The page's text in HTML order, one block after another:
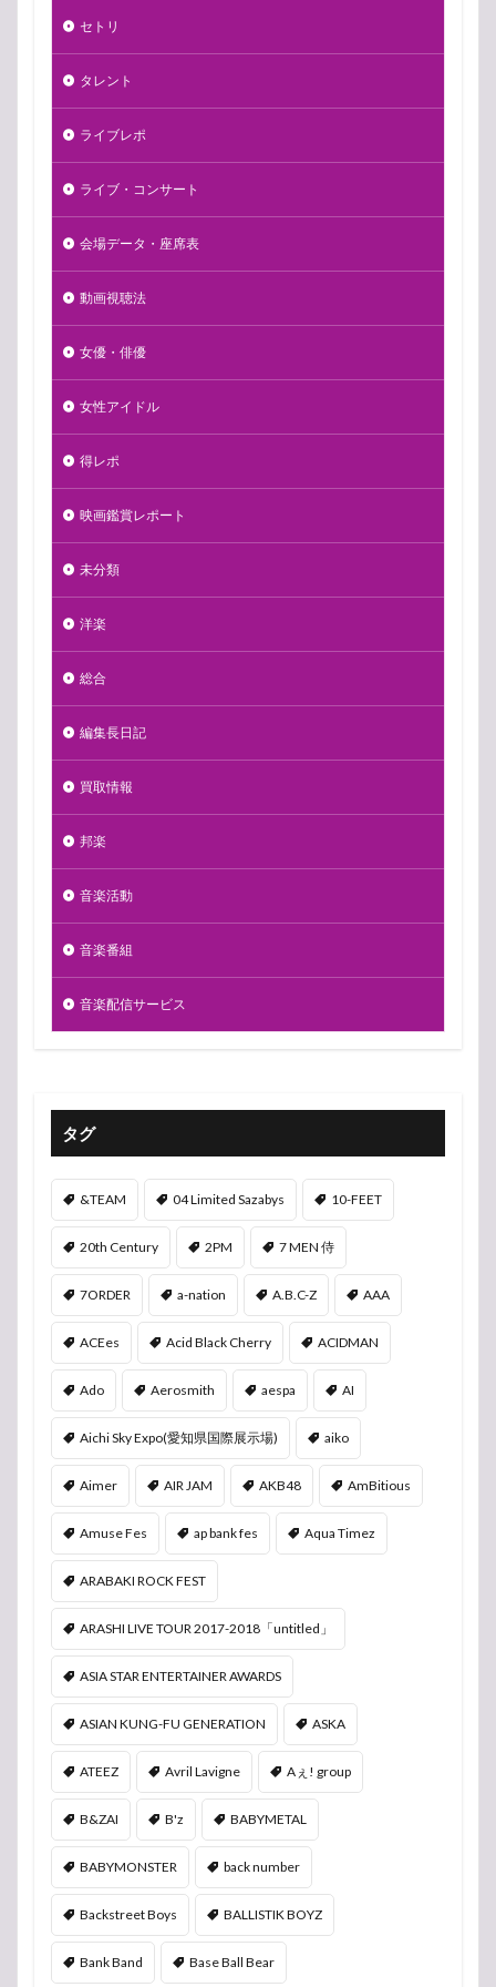
セトリ
タレント
ライブレポ
ライブ・コンサート
会場データ・座席表
動画視聴法
女優・俳優
女性アイドル
得レポ
映画鑑賞レポート
未分類
洋楽
総合
編集長日記
買取情報
邦楽
音楽活動
音楽番組
音楽配信サービス
タグ
&TEAM 04 Limited Sazabys 10-FEET
20th Century 2PM 7 MEN 侍
7ORDER a-nation A.B.C-Z AAA
ACEes Acid Black Cherry ACIDMAN
Ado Aerosmith aespa AI
Aichi Sky Expo(愛知県国際展示場) aiko
Aimer AIR JAM AKB48 AmBitious
Amuse Fes ap bank fes Aqua Timez
ARABAKI ROCK FEST
ARASHI LIVE TOUR 2017-2018「untitled」
ASIA STAR ENTERTAINER AWARDS
ASIAN KUNG-FU GENERATION ASKA
ATEEZ Avril Lavigne Aぇ! group
B&ZAI B'z BABYMETAL
BABYMONSTER back number
Backstreet Boys BALLISTIK BOYZ
Bank Band Base Ball Bear